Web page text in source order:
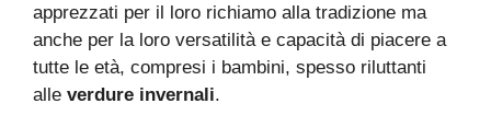
apprezzati per il loro richiamo alla tradizione ma
anche per la loro versatilità e capacità di piacere a
tutte le età, compresi i bambini, spesso riluttanti
alle verdure invernali.